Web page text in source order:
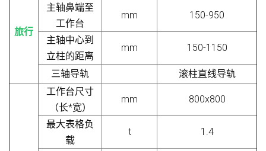
旅行
主轴鼻端至
工作台
mm 150-950
主轴中心到
立柱的距离
mm 150-1150
三轴导轨 滚柱直线导轨
工作台尺寸
（长*宽）
mm 800x800
最大表格负
载
t 1.4